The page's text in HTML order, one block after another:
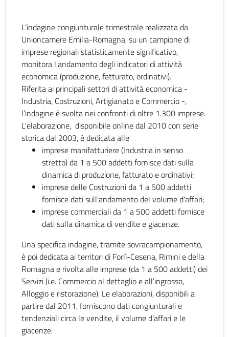
L’indagine congiunturale trimestrale realizzata da
Unioncamere Emilia-Romagna, su un campione di
imprese regionali statisticamente significativo,
monitora l'andamento degli indicatori di attività
economica (produzione, fatturato, ordinativi).
Riferita ai principali settori di attività economica -
Industria, Costruzioni, Artigianato e Commercio -,
l’indagine è svolta nei confronti di oltre 1.300 imprese.
L'elaborazione, disponibile online dal 2010 con serie
storica dal 2003, è dedicata alle
imprese manifatturiere (Industria in senso
stretto) da 1 a 500 addetti fornisce dati sulla
dinamica di produzione, fatturato e ordinativi;
imprese delle Costruzioni da 1 a 500 addetti
fornisce dati sull'andamento del volume d'affari;
imprese commerciali da 1 a 500 addetti fornisce
dati sulla dinamica di vendite e giacenze.
Una specifica indagine, tramite sovracampionamento,
è poi dedicata ai territori di Forlì-Cesena, Rimini e della
Romagna e rivolta alle imprese (da 1 a 500 addetti) dei
Servizi (i.e. Commercio al dettaglio e all’ingrosso,
Alloggio e ristorazione). Le elaborazioni, disponibili a
partire dal 2011, forniscono dati congiunturali e
tendenziali circa le vendite, il volume d’affari e le
giacenze.